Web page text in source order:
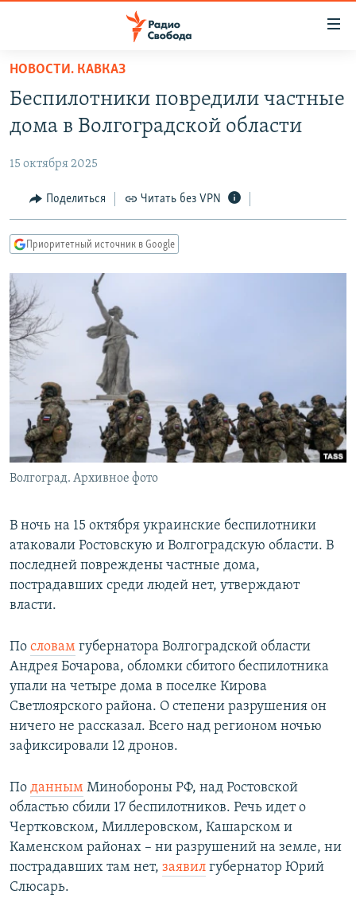
упрощенного
доступа
основному
Вернутся
главной
навигации
Вернутся
поиску
АВТОРСКИЕ ПРОЕКТЫ
ЦИТАТЫ СВОБОДЫ
МНЕНИЯ
IDEL.РЕАЛИИ
КАВКАЗ.РЕАЛИИ
СЕВЕР.РЕАЛИИ
СИБИРЬ.РЕАЛИИ
РАСПИСАНИЕ ВЕЩАНИЯ
ПОДПИШИТЕСЬ НА РАССЫЛКУ
СОЦИАЛЬНЫЕ СЕТИ
Все сайты РСЕ/РС
НОВОСТИ. КАВКАЗ
Беспилотники повредили частные
дома в Волгоградской области
15 октября 2025
Поделиться Читать без VPN
Приоритетный источник в Google
Волгоград. Архивное фото
В ночь на 15 октября украинские беспилотники
атаковали Ростовскую и Волгоградскую области. В
последней повреждены частные дома,
пострадавших среди людей нет, утверждают
власти.
По словам губернатора Волгоградской области
Андрея Бочарова, обломки сбитого беспилотника
упали на четыре дома в поселке Кирова
Светлоярского района. О степени разрушения он
ничего не рассказал. Всего над регионом ночью
зафиксировали 12 дронов.
По данным Минобороны РФ, над Ростовской
областью сбили 17 беспилотников. Речь идет о
Чертковском, Миллеровском, Кашарском и
Каменском районах – ни разрушений на земле, ни
пострадавших там нет, заявил губернатор Юрий
Слюсарь.